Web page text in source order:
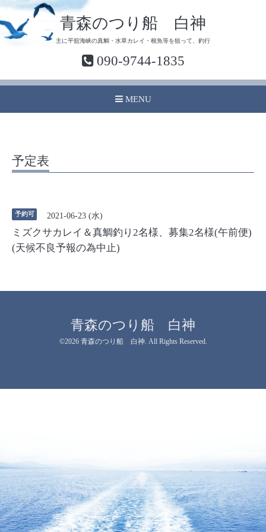
青森のつり船 白神
主に平舘海峡の真鯛・水草カレイ・根魚等を狙って、釣行
090-9744-1835
MENU
予定表
予約可 2021-06-23 (水)
ミズクサカレイ＆真鯛釣り2名様、募集2名様(午前便)
(天候不良予報の為中止)
青森のつり船 白神
©2026 青森のつり船 白神. All Rights Reserved.